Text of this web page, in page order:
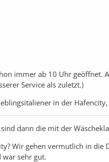
immer ab 10 Uhr geöffnet.
Service als zuletzt.)
in der
dann die mit der
Wir gehen vermutlich in die
sehr gut.